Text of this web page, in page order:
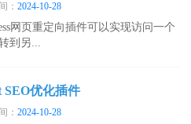
：2024-10-28
网页重定向插件可以实现访问一个
到另...
SEO优化插件
：2024-10-28